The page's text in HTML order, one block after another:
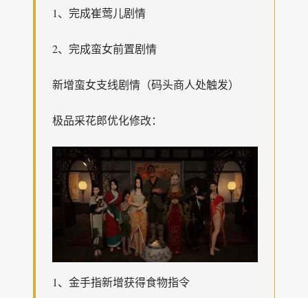
1、完成崔莺儿剧情
2、完成蛮女前置剧情
新增蛮女支线剧情（码头商人处触发）
极品采花郎优化修改：
1、金手指新增获得食物指令